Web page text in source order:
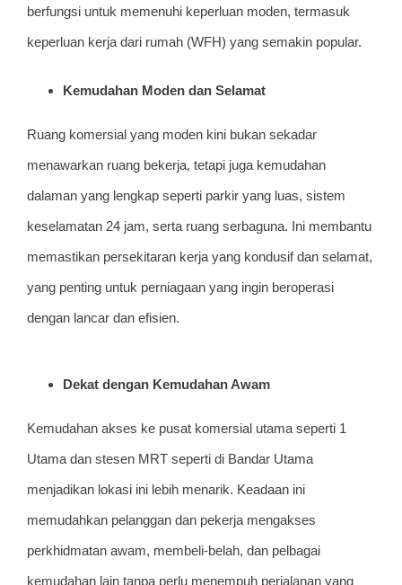
berfungsi untuk memenuhi keperluan moden, termasuk
keperluan kerja dari rumah (WFH) yang semakin popular.
Kemudahan Moden dan Selamat
Ruang komersial yang moden kini bukan sekadar
menawarkan ruang bekerja, tetapi juga kemudahan
dalaman yang lengkap seperti parkir yang luas, sistem
keselamatan 24 jam, serta ruang serbaguna. Ini membantu
memastikan persekitaran kerja yang kondusif dan selamat,
yang penting untuk perniagaan yang ingin beroperasi
dengan lancar dan efisien.
Dekat dengan Kemudahan Awam
Kemudahan akses ke pusat komersial utama seperti 1
Utama dan stesen MRT seperti di Bandar Utama
menjadikan lokasi ini lebih menarik. Keadaan ini
memudahkan pelanggan dan pekerja mengakses
perkhidmatan awam, membeli-belah, dan pelbagai
kemudahan lain tanpa perlu menempuh perjalanan yang